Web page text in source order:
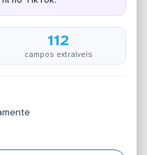
112
campos extraíveis